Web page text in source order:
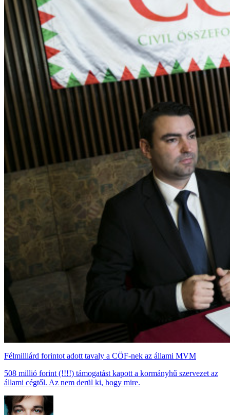
Félmilliárd forintot adott tavaly a CÖF-nek az állami MVM
508 millió forint (!!!!) támogatást kapott a kormányhű szervezet az
állami cégtől. Az nem derül ki, hogy mire.